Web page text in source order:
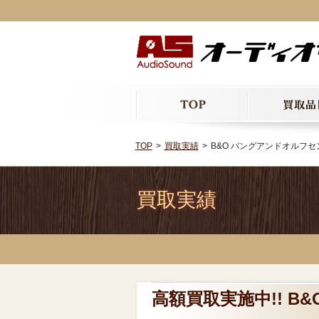
TOP 買取実績 B&O バングアンドオルフ
買取実績
高額買取実施中!!